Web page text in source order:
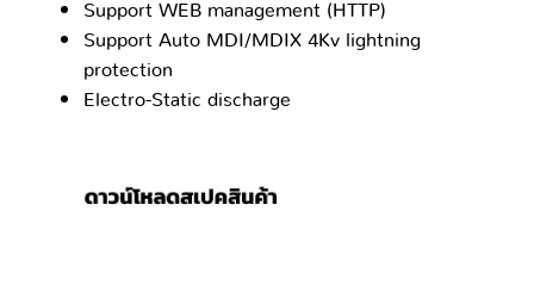
Support WEB management (HTTP)
Support Auto MDI/MDIX 4Kv lightning
protection
Electro-Static discharge